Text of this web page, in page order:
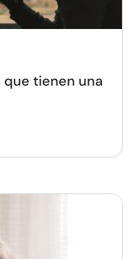
que tienen una